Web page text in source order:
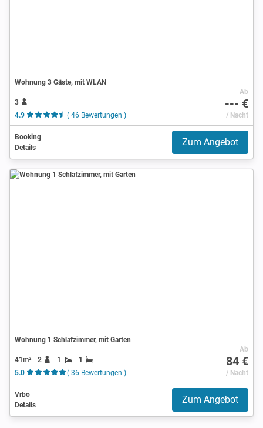
Wohnung 3 Gäste, mit WLAN
3
4.9
( 46 Bewertungen )
Ab
--- €
/ Nacht
Booking
Details
Zum Angebot
Wohnung 1 Schlafzimmer, mit Garten
41m² 2 1
1
5.0
( 36 Bewertungen )
Ab
84 €
/ Nacht
Vrbo
Details
Zum Angebot